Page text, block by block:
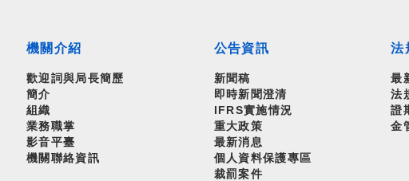
機關介紹
歡迎詞與局長簡歷
簡介
組織
業務職掌
影音平臺
機關聯絡資訊
公告資訊
新聞稿
即時新聞澄清
IFRS實施情況
重大政策
最新消息
個人資料保護專區
裁罰案件
法
最
法
證
金